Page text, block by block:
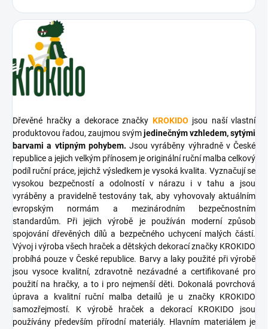
Dřevěné hračky a dekorace značky KROKIDO jsou naší vlastní
produktovou řadou, zaujmou svýmjedinečným vzhledem, sytými
barvami a vtipným pohybem. Jsou vyráběny výhradně v České
republice a jejich velkým přínosem je originální ruční malba celkový
podíl ruční práce, jejichž výsledkem je vysoká kvalita. Vyznačují se
vysokou bezpečností a odolností v nárazu i v tahu a jsou
vyráběny a pravidelně testovány tak, aby vyhovovaly aktuálním
evropským normám a mezinárodním bezpečnostním
standardům. Při jejich výrobě je používán moderní způsob
spojování dřevěných dílů a bezpečného uchycení malých částí.
Vývoj i výroba všech hraček a dětských dekorací značky KROKIDO
probíhá pouze v České republice. Barvy a laky použité při výrobě
jsou vysoce kvalitní, zdravotně nezávadné a certifikované pro
použití na hračky, a to i pro nejmenší děti. Dokonalá povrchová
úprava a kvalitní ruční malba detailů je u značky KROKIDO
samozřejmostí. K výrobě hraček a dekorací KROKIDO jsou
používány především přírodní materiály. Hlavním materiálem je